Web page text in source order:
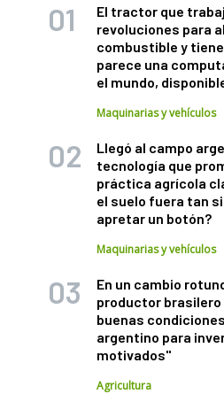
El tractor que
revoluciones para
combustible y
parece una
el mundo,
Maquinarias y vehículos
Llegó al campo
tecnología que
práctica agrícola
el suelo fuera tan
apretar un botón?
Maquinarias y vehículos
En un cambio
productor
buenas
argentino para
motivados"
Agricultura